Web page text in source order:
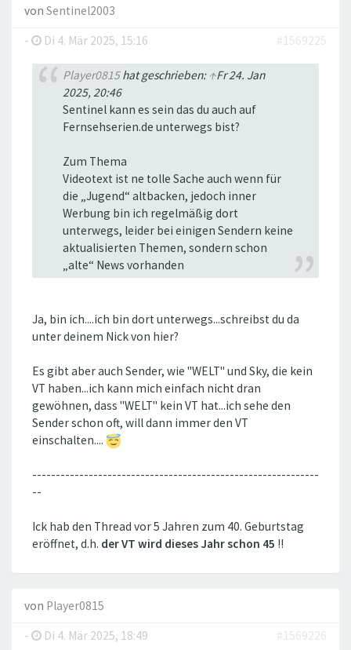
von Sentinel2003
-
Di 4. Mär 2025, 15:16 #1569225
Player0815hat geschrieben: ↑Fr 24. Jan
2025, 20:46
Sentinel kann es sein das du auch auf
Fernsehserien.de unterwegs bist?
Zum Thema
Videotext ist ne tolle Sache auch wenn für
die „Jugend“ altbacken, jedoch inner
Werbung bin ich regelmäßig dort
unterwegs, leider bei einigen Sendern keine
aktualisierten Themen, sondern schon
„alte“ News vorhanden
Ja, bin ich....ich bin dort unterwegs...schreibst du da
unter deinem Nick von hier?
Es gibt aber auch Sender, wie "WELT" und Sky, die kein
VT haben...ich kann mich einfach nicht dran
gewöhnen, dass "WELT" kein VT hat...ich sehe den
Sender schon oft, will dann immer den VT
einschalten....
-------------------------------------------------------------
--
Ick hab den Thread vor 5 Jahren zum 40. Geburtstag
eröffnet, d.h. der VT wird dieses Jahr schon 45 !!
von Player0815
-
Di 4. Mär 2025, 18:49 #1569226